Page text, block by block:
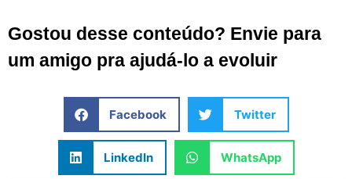
Gostou desse conteúdo? Envie para
um amigo pra ajudá-lo a evoluir
Facebook Twitter
LinkedIn WhatsApp